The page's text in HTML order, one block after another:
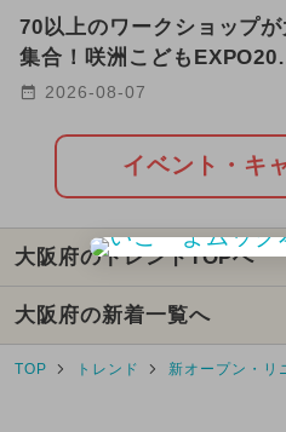
70以上のワークショップが
集合！咲洲こども
が10月24日・25日に無料開
2026-08-07
イベント・キ
大阪府のトレンドTOPへ
大阪府の新着一覧へ
TOP トレンド 新オープン・リ